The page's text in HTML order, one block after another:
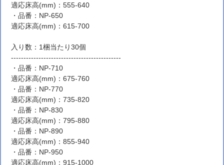
適応床高(mm)：555-640
・品番：NP-650
適応床高(mm)：615-700
入り数：1梱当たり30個
--------------------------------------------
・品番：NP-710
適応床高(mm)：675-760
・品番：NP-770
適応床高(mm)：735-820
・品番：NP-830
適応床高(mm)：795-880
・品番：NP-890
適応床高(mm)：855-940
・品番：NP-950
適応床高(mm)：915-1000